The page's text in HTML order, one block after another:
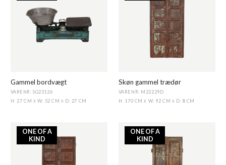
Gammel bordvægt
VARENR: SG23126
H: 27 CM X W: 52 CM X D: 27 CM
Skøn gammel trædør
VARENR: M22229D
H: 170 CMX W: 92 CM X D: 8 CM
ONE OF A
KIND
ONE OF A
KIND